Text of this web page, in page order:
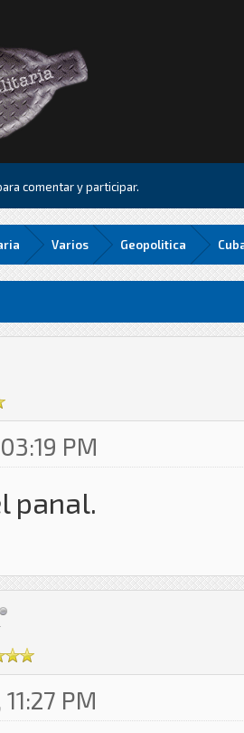
comentar y participar.
Varios Geopolitica
PM
panal.
PM